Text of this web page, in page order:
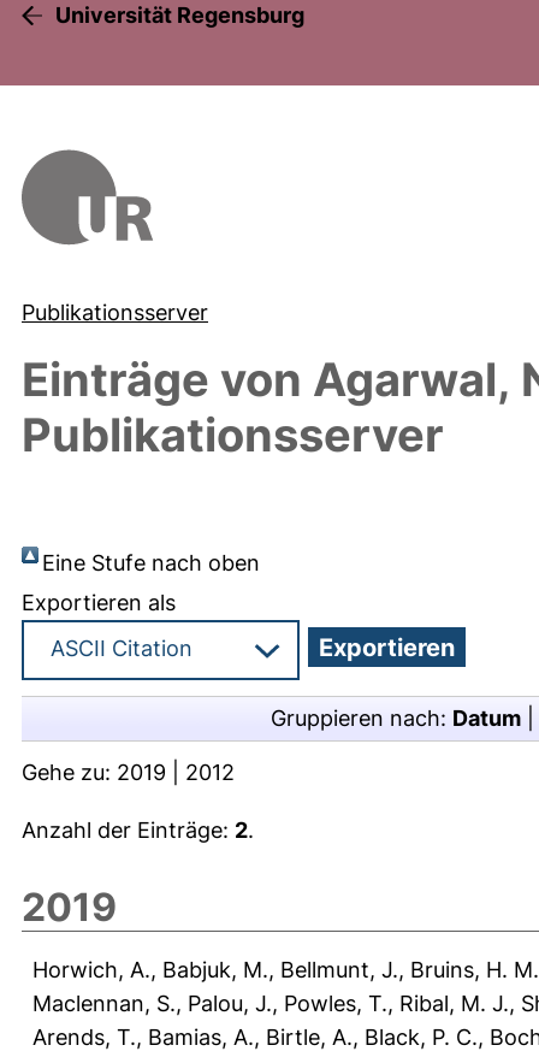
Universität Regensburg
Publikationsserver
Einträge von Agarwal,
Publikationsserver
Eine Stufe nach oben
Exportieren als
Gruppieren nach: Datum
Gehe zu: 2019 2012
Anzahl der Einträge: 2.
2019
Horwich, A., Babjuk, M., Bellmunt, J., Bruins, H. M.
Maclennan, S., Palou, J., Powles, T., Ribal, M. J.,
Arends, T., Bamias, A., Birtle, A., Black, P. C.,